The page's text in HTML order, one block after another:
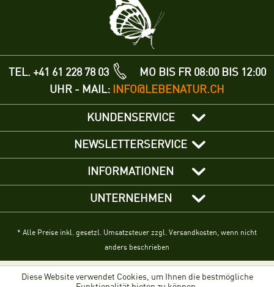
TEL. +41 61 228 78 03
MO BIS FR 08:00 BIS 12:00
UHR - MAIL: INFO@LEBENATUR.CH
KUNDENSERVICE
NEWSLETTERSERVICE
INFORMATIONEN
UNTERNEHMEN
* Alle Preise inkl. gesetzl. Umsatzsteuer zzgl. Versandkosten, wenn nicht
anders beschrieben
Diese Website verwendet Cookies, um Ihnen die bestmögliche